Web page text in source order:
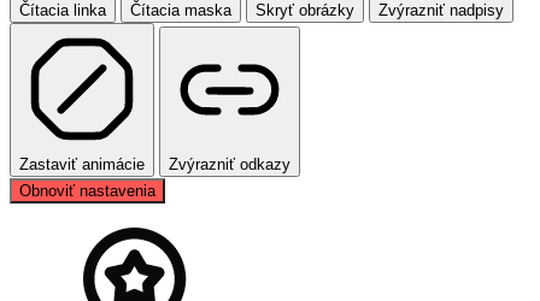
Čítacia linka Čítacia maska Skryť obrázky Zvýrazniť nadpisy
Zastaviť animácie
Zvýrazniť odkazy
Obnoviť nastavenia